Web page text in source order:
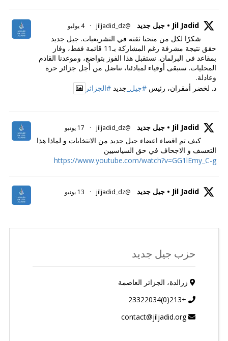
Jil Jadid • جيل جديد @jiljadid_dz
· 4 يوليو
شكرًا لكل من منحنا ثقته في التشريعيات. جيل جديد
حقق نتيجة مشرفة رغم المشاركة بـ11 قائمة فقط، وفاز
بمقاعد في البرلمان. نستقبل هذا الفوز بتواضع، وموعدنا القادم
المحليات. سنبقى أوفياء لمبادئنا، نناضل من أجل جزائر حرة
وعادلة.
د. لخضر أمقران، رئيس #جيل_ جديد #الجزائر
Jil Jadid • جيل جديد @jiljadid_dz
· 17 يونيو
كيف تم اقصاء اعضاء جيل جديد من الانتخابات و لماذا هذا
التعسف و الاجحاف في حق السياسيين
https://www.youtube.com/watch?v=GG1lEmy_C-g
Jil Jadid • جيل جديد @jiljadid_dz
· 13 يونيو
حزب جيل جديد
زرالدة، الجزائر العاصمة
+213(0)23322034
contact@jiljadid.org